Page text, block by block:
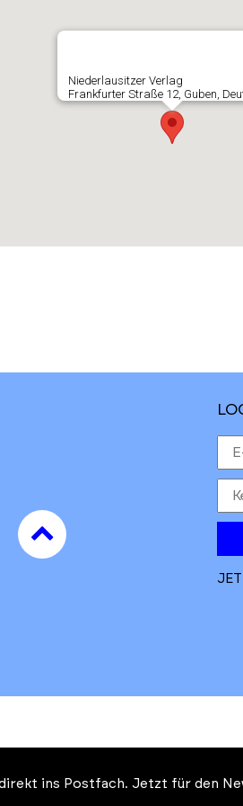
Niederlausitzer Verlag
Frankfurter Straße 12, Guben,
to
top
ins Postfach. Jetzt für den